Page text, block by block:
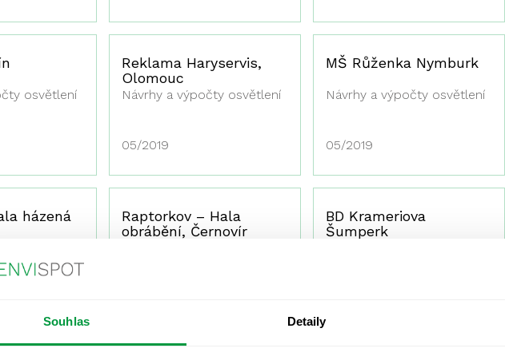
Souhlas Detaily
osvětlení
Reklama Haryservis,
Olomouc
Návrhy a výpočty osvětlení
05/2019
MŠ Růženka Nymburk
Návrhy a výpočty osvětlení
05/2019
házená
osvětlení
Raptorkov – Hala
obrábění, Černovír
BD Krameriova
Šumperk